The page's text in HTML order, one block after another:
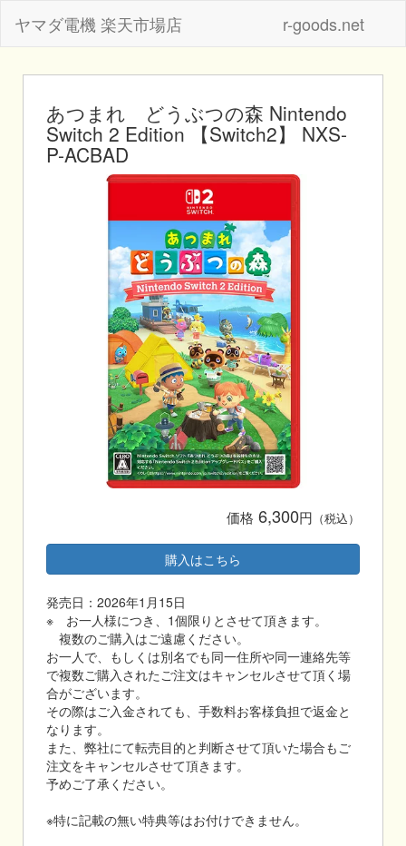
ヤマダ電機 楽天市場店 r-goods.net
あつまれ どうぶつの森 Nintendo
Switch 2 Edition 【Switch2】 NXS-
P-ACBAD
価格 6,300円 （税込）
購入はこちら
発売日：2026年1月15日
※ お一人様につき、1個限りとさせて頂きます。
複数のご購入はご遠慮ください。
お一人で、もしくは別名でも同一住所や同一連絡先等
で複数ご購入されたご注文はキャンセルさせて頂く場
合がございます。
その際はご入金されても、手数料お客様負担で返金と
なります。
また、弊社にて転売目的と判断させて頂いた場合もご
注文をキャンセルさせて頂きます。
予めご了承ください。
※特に記載の無い特典等はお付けできません。